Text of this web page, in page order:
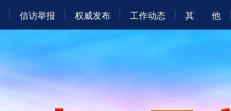
信访举报 权威发布 工作动态 其 他